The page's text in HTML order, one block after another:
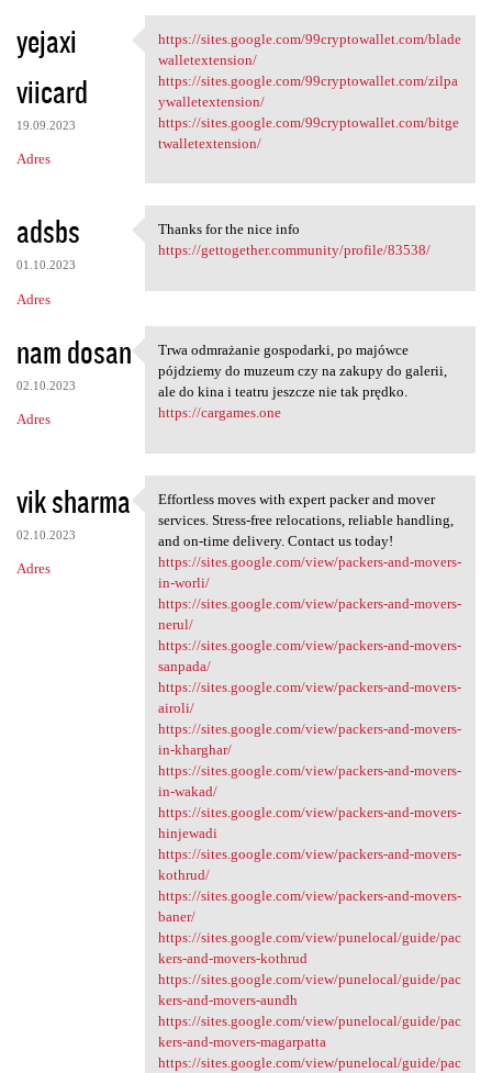
yejaxi
viicard
19.09.2023
Adres
https://sites.google.com
https://sites.google.com/99cryptowallet.com/blade
walletextension/
https://sites.google.com/99cryptowallet.com/zilpa
ywalletextension/
https://sites.google.com/99cryptowallet.com/bitge
twalletextension/
adsbs
01.10.2023
Adres
Thanks for the nice info
Thanks for the nice info
https://gettogether.community/profile/83538/
nam dosan
02.10.2023
Adres
Trwa odmrażanie gospodarki,
Trwa odmrażanie gospodarki, po majówce
pójdziemy do muzeum czy na zakupy do galerii,
ale do kina i teatru jeszcze nie tak prędko.
https://cargames.one
vik sharma
02.10.2023
Adres
Effortless moves with expert
Effortless moves with expert packer and mover
services. Stress-free relocations, reliable handling,
and on-time delivery. Contact us today!
https://sites.google.com/view/packers-and-movers-
in-worli/
https://sites.google.com/view/packers-and-movers-
nerul/
https://sites.google.com/view/packers-and-movers-
sanpada/
https://sites.google.com/view/packers-and-movers-
airoli/
https://sites.google.com/view/packers-and-movers-
in-kharghar/
https://sites.google.com/view/packers-and-movers-
in-wakad/
https://sites.google.com/view/packers-and-movers-
hinjewadi
https://sites.google.com/view/packers-and-movers-
kothrud/
https://sites.google.com/view/packers-and-movers-
baner/
https://sites.google.com/view/punelocal/guide/pac
kers-and-movers-kothrud
https://sites.google.com/view/punelocal/guide/pac
kers-and-movers-aundh
https://sites.google.com/view/punelocal/guide/pac
kers-and-movers-magarpatta
https://sites.google.com/view/punelocal/guide/pac